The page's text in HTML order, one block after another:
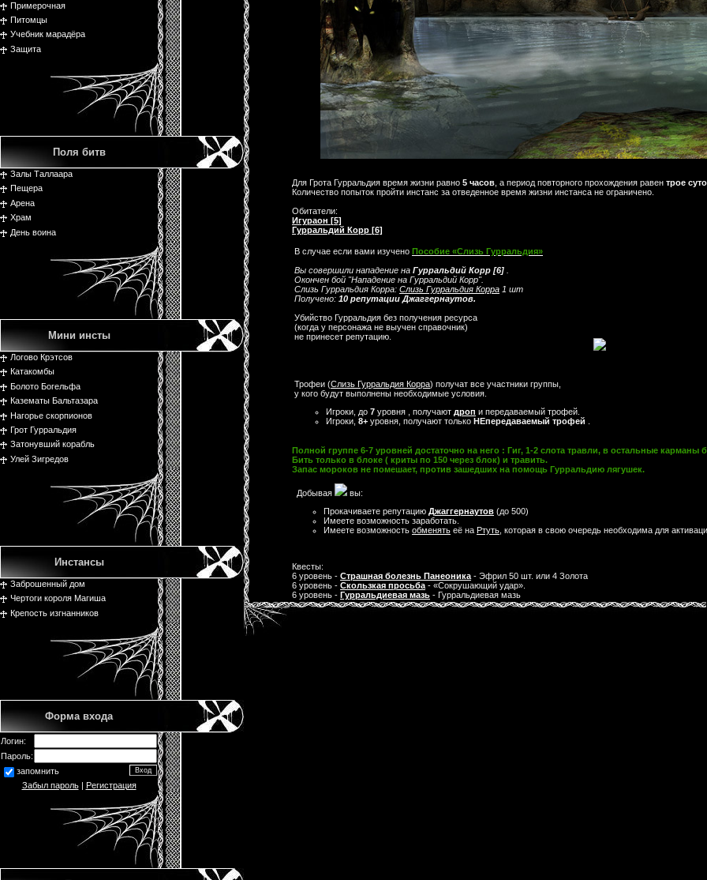
Примерочная
Питомцы
Учебник марадёра
Защита
Поля битв
Залы Таллаара
Пещера
Арена
Храм
День воина
Мини инсты
Логово Крэтсов
Катакомбы
Болото Богельфа
Казематы Бальтазара
Нагорье скорпионов
Грот Гурральдия
Затонувший корабль
Улей Зигредов
Инстансы
Заброшенный дом
Чертоги короля Магиша
Крепость изгнанников
Форма входа
Логин:
Пароль:
запомнить
Забыл пароль| Регистрация
Для Грота Гурральдия время жизни равно 5 часов , а период повторного прохождения равен трое
Количество попыток пройти инстанс за отведенное время жизни инстанса не ограничено.
Обитатели:
Игураон [5]
Гурральдий Корр [6]
В случае если вами изучено Пособие «Слизь Гурральдия»
Вы совершили нападение на Гурральдий Корр [6]
Окончен бой "Нападение на Гурральдий Корр".
Слизь Гурральдия Корра: Слизь Гурральдия Корра 1 шт
Получено: 10 репутации Джаггернаутов.
Убийство Гурральдия без получения ресурса
(когда у персонажа не выучен справочник)
не принесет репутацию.
Трофеи (Слизь Гурральдия Корра) получат все участники группы,
у кого будут выполнены необходимые условия.
Игроки, до 7 уровня , получают дроп и передаваемый трофей.
Игроки, 8+ уровня, получают только НЕпередаваемый трофей
Полной группе 6-7 уровней достаточно на него : Гиг, 1-2 слота травли, в остальные карманы
Бить только в блоке ( криты по 150 через блок) и травить.
Запас мороков не помешает, против зашедших на помощь Гурральдию лягушек.
Добывая
вы:
Прокачиваете репутацию Джаггернаутов (до 500)
Имеете возможность заработать.
Имеете возможность обменять её на Ртуть , которая в свою очередь необходима для
Квесты:
6 уровень - Страшная болезнь Панеоника - Эфрил 50 шт. или 4 Золота
6 уровень - Скользкая просьба - «Сокрушающий удар».
6 уровень - Гурральдиевая мазь - Гурральдиевая мазь